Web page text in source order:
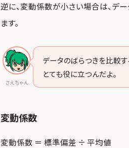
逆に、変動係数が小さい場合は、デ
ます。
さえちゃん
データのばらつきを比較
とても役に立つんだよ。
変動係数
変動係数 ＝ 標準偏差 ÷ 平均値